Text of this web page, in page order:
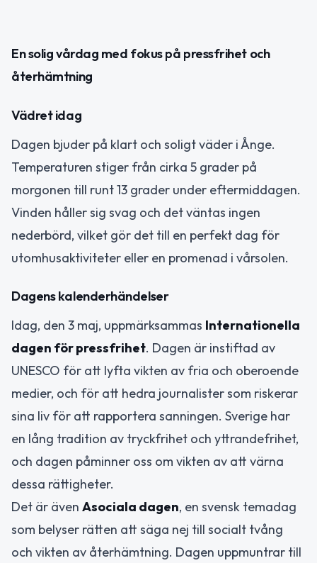
En solig vårdag med fokus på pressfrihet och
återhämtning
Vädret idag
Dagen bjuder på klart och soligt väder i Ånge.
Temperaturen stiger från cirka 5 grader på
morgonen till runt 13 grader under eftermiddagen.
Vinden håller sig svag och det väntas ingen
nederbörd, vilket gör det till en perfekt dag för
utomhusaktiviteter eller en promenad i vårsolen.
Dagens kalenderhändelser
Idag, den 3 maj, uppmärksammas Internationella
dagen för pressfrihet. Dagen är instiftad av
UNESCO för att lyfta vikten av fria och oberoende
medier, och för att hedra journalister som riskerar
sina liv för att rapportera sanningen. Sverige har
en lång tradition av tryckfrihet och yttrandefrihet,
och dagen påminner oss om vikten av att värna
dessa rättigheter.
Det är även Asociala dagen, en svensk temadag
som belyser rätten att säga nej till socialt tvång
och vikten av återhämtning. Dagen uppmuntrar till